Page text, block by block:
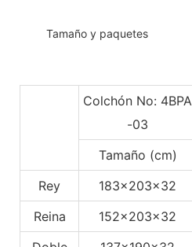
Tamaño y paquetes
Colchón No: 4BPA
-03
Tamaño (cm)
Rey
183x203x32
Reina
152x203x32